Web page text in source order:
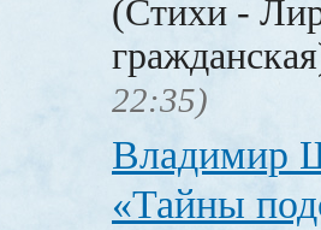
(Стихи -
22:35)
Владимир
«Тайны